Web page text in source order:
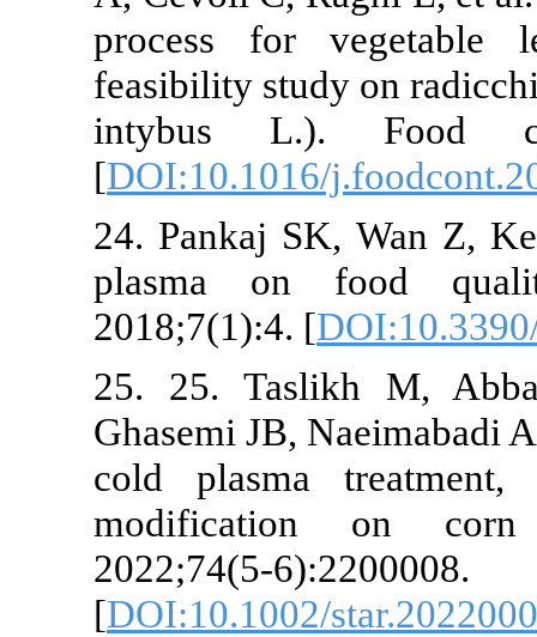
process for
feasibility study on
intybus L.).
[DOI:10.1016/
24. Pankaj SK,
plasma on food
2018;7(1):4. [
25. 25. Taslikh
Ghasemi JB,
cold plasma
modification on
2022;74(5-
[DOI:10.1002/